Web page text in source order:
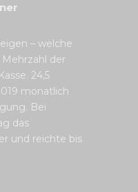
– welche
der
24,5
monatlich
Bei
das
und reichte bis